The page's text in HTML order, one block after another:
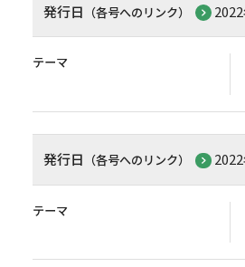
発行日 （各号へのリンク）
テーマ
発行日 （各号へのリンク）
テーマ